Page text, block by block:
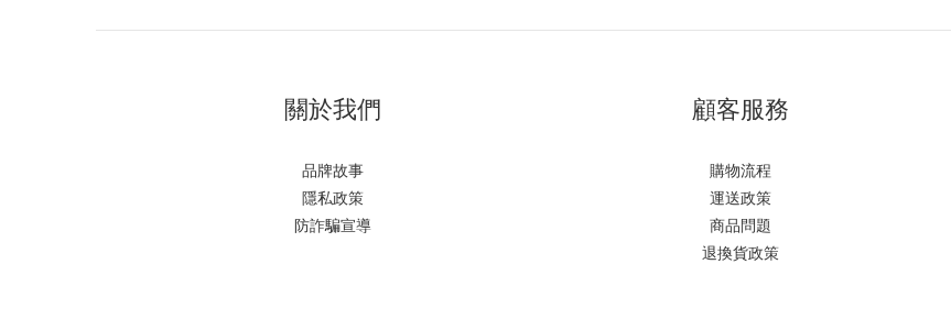
關於我們
品牌故事
隱私政策
防詐騙宣導
顧客服務
購物流程
運送政策
商品問題
退換貨政策